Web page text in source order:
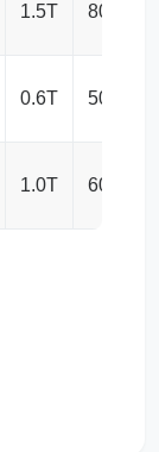
1.5T 80M
0.6T 50M
1.0T 60M